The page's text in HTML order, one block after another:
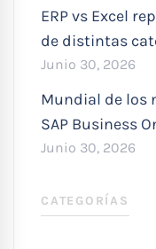
ERP vs Excel
de distintas
Junio 30, 2026
Mundial de los
SAP Business
Junio 30, 2026
CATEGORÍAS